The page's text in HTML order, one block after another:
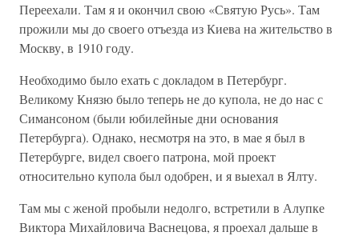
Переехали. Там я и окончил свою «Святую Русь». Там
прожили мы до своего отъезда из Киева на жительство в
Москву, в 1910 году.
Необходимо было ехать с докладом в Петербург.
Великому Князю было теперь не до купола, не до нас с
Симансоном (были юбилейные дни основания
Петербурга). Однако, несмотря на это, в мае я был в
Петербурге, видел своего патрона, мой проект
относительно купола был одобрен, и я выехал в Ялту.
Там мы с женой пробыли недолго, встретили в Алупке
Виктора Михайловича Васнецова, я проехал дальше в